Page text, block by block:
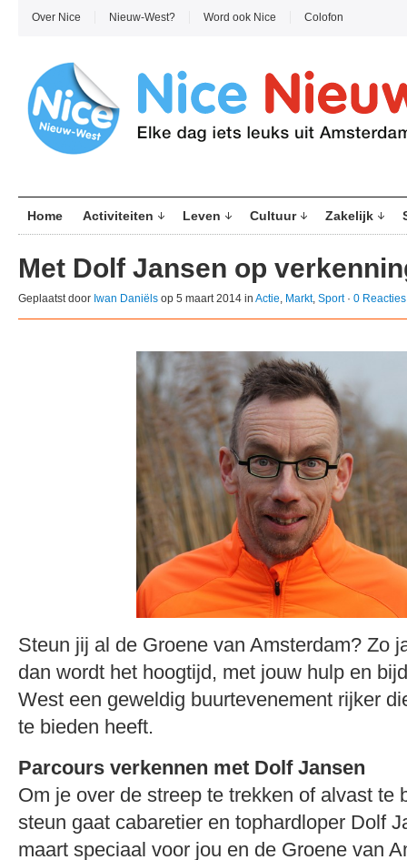
Over Nice Nieuw-West? Word ook Nice Colofon
Home Activiteiten Leven Cultuur Zakelijk
Met Dolf Jansen op
Geplaatst door Iwan Daniëls op 5 maart 2014 in Actie, Markt, Sport· 0 Reacties
Steun jij al de Groene van Amsterdam? Zo
dan wordt het hoogtijd, met jouw hulp en
West een geweldig buurtevenement rijker
te bieden heeft.
Parcours verkennen met Dolf Jansen
Om je over de streep te trekken of alvast te
steun gaat cabaretier en tophardloper Dolf
maart speciaal voor jou en de Groene van